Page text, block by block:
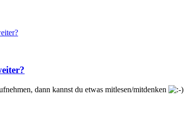
dann kannst du etwas mitlesen/mitdenken